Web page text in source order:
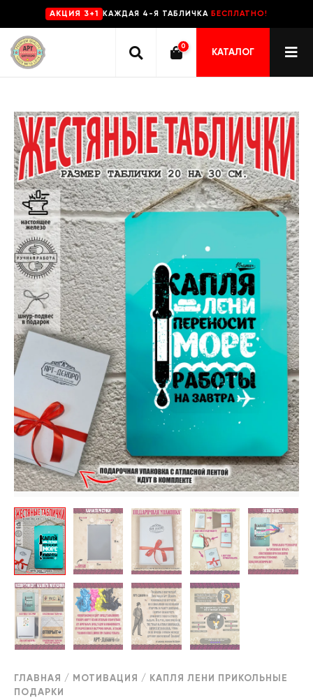
AKЦИЯ 3+1 КАЖДАЯ 4-Я ТАБЛИЧКА БЕСПЛАТНО!
0
КАТАЛОГ
ГЛАВНАЯ / МОТИВАЦИЯ / КАПЛЯ ЛЕНИ ПРИКОЛЬНЫЕ
ПОДАРКИ